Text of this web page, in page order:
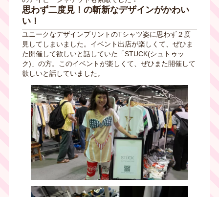
思わず二度見！の斬新なデザインがかわい
い！
ユニークなデザインプリントのTシャツ姿に思わず２度
見してしまいました。イベント出店が楽しくて、ぜひま
た開催して欲しいと話していた「STUCK(シュトゥッ
ク)」の方。このイベントが楽しくて、ぜひまた開催して
欲しいと話していました。